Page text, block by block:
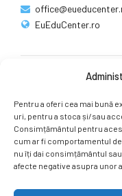
Pentru a oferi cea mai bună
uri, pentru a stoca și/sau
Consimțământul pentru
cum ar fi comportamentul
nu îți dai consimțământul
afecte negative asupra unor
EuEduCenter.ro
Ne puteți găsi și pe